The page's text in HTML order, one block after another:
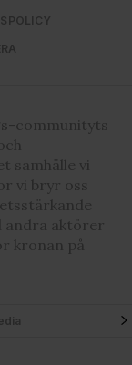
communityts
samhälle vi
vi bryr oss
andra aktörer
kronan på